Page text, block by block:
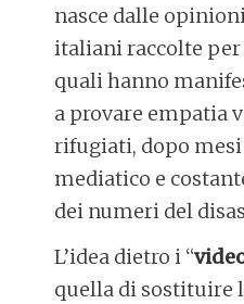
nasce dalle
italiani raccolte
quali hanno
a provare empatia
rifugiati, dopo
mediatico e
dei numeri del
L’idea dietro i “
quella di sostituire